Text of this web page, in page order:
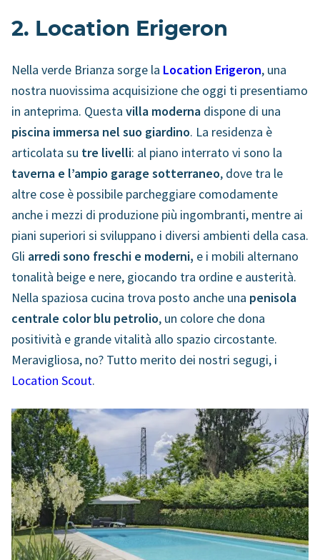
2. Location Erigeron
Nella verde Brianza sorge la Location Erigeron, una
nostra nuovissima acquisizione che oggi ti presentiamo
in anteprima. Questa villa moderna dispone di una
piscina immersa nel suo giardino. La residenza è
articolata su tre livelli: al piano interrato vi sono la
taverna e l’ampio garage sotterraneo, dove tra le
altre cose è possibile parcheggiare comodamente
anche i mezzi di produzione più ingombranti, mentre ai
piani superiori si sviluppano i diversi ambienti della casa.
Gli arredi sono freschi e moderni, e i mobili alternano
tonalità beige e nere, giocando tra ordine e austerità.
Nella spaziosa cucina trova posto anche una penisola
centrale color blu petrolio, un colore che dona
positività e grande vitalità allo spazio circostante.
Meravigliosa, no? Tutto merito dei nostri segugi, i
Location Scout.